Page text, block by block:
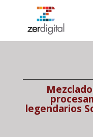
legendarios